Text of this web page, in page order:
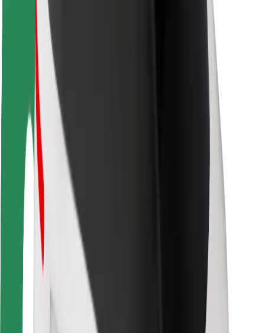
Ασφάλεια
Ασφάλεια επιβάτη
Ασφάλεια οδηγών
Ασφάλεια σκούτερ
Εργαστήριο ασφάλειας
Πόλεις
Τοποθεσίες
Λύσεις για την πόλη
Αεροδρόμια
Bolt Αποβάθρες Φόρτισης
Υποστήριξη
Για επιβάτες
Για τους οδηγούς
Για μεταφορείς